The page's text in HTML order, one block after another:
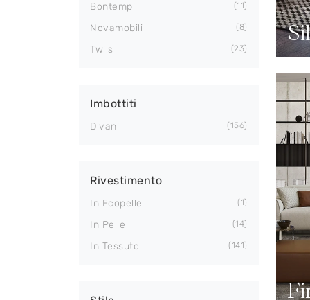
Bontempi 11
Novamobili 8
Twils 23
Imbottiti
Divani 156
Rivestimento
In Ecopelle 1
In Pelle 14
In Tessuto 141